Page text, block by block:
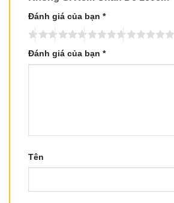
Đánh giá của bạn *
Đánh giá của bạn *
Tên